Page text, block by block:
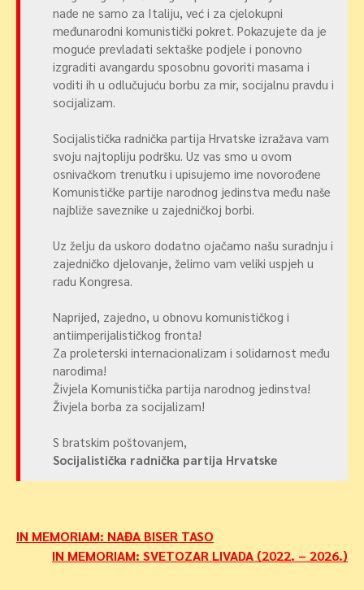
nade ne samo za Italiju, već i za cjelokupni
međunarodni komunistički pokret. Pokazujete da je
moguće prevladati sektaške podjele i ponovno
izgraditi avangardu sposobnu govoriti masama i
voditi ih u odlučujuću borbu za mir, socijalnu pravdu i
socijalizam.
Socijalistička radnička partija Hrvatske izražava vam
svoju najtopliju podršku. Uz vas smo u ovom
osnivačkom trenutku i upisujemo ime novorođene
Komunističke partije narodnog jedinstva među naše
najbliže saveznike u zajedničkoj borbi.
Uz želju da uskoro dodatno ojačamo našu suradnju i
zajedničko djelovanje, želimo vam veliki uspjeh u
radu Kongresa.
Naprijed, zajedno, u obnovu komunističkog i
antiimperijalističkog fronta!
Za proleterski internacionalizam i solidarnost među
narodima!
Živjela Komunistička partija narodnog jedinstva!
Živjela borba za socijalizam!
S bratskim poštovanjem,
Socijalistička radnička partija Hrvatske
Navigacija
objava
IN MEMORIAM: NAĐA BISER TASO
IN MEMORIAM: SVETOZAR LIVADA (2022. – 2026.)